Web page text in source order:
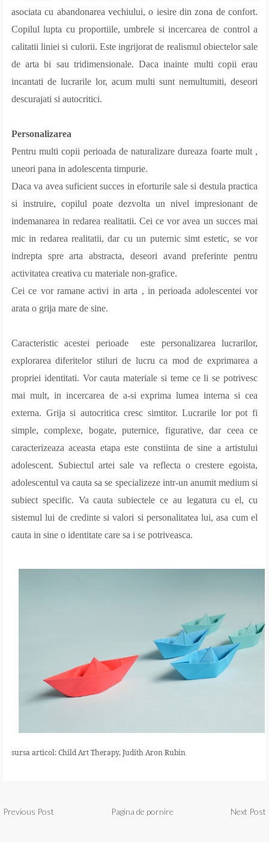
asociata cu abandonarea vechiului, o iesire din zona de confort.
Copilul lupta cu proportiile, umbrele si incercarea de control a
calitatii liniei si culorii. Este ingrijorat de realismul obiectelor sale
de arta bi sau tridimensionale. Daca inainte multi copii erau
incantati de lucrarile lor, acum multi sunt nemultumiti, deseori
descurajati si autocritici.
Personalizarea
Pentru multi copii perioada de naturalizare dureaza foarte mult ,
uneori pana in adolescenta timpurie.
Daca va avea suficient succes in eforturile sale si destula practica
si instruire, copilul poate dezvolta un nivel impresionant de
indemanarea in redarea realitatii. Cei ce vor avea un succes mai
mic in redarea realitatii, dar cu un puternic simt estetic, se vor
indrepta spre arta abstracta, deseori avand preferinte pentru
activitatea creativa cu materiale non-grafice.
Cei ce vor ramane activi in arta , in perioada adolescentei vor
arata o grija mare de sine.
Caracteristic acestei perioade este personalizarea lucrarilor,
explorarea diferitelor stiluri de lucru ca mod de exprimarea a
propriei identitati. Vor cauta materiale si teme ce li se potrivesc
mai mult, in incercarea de a-si exprima lumea interna si cea
externa. Grija si autocritica cresc simtitor. Lucrarile lor pot fi
simple, complexe, bogate, puternice, figurative, dar ceea ce
caracterizeaza aceasta etapa este constiinta de sine a artistului
adolescent. Subiectul artei sale va reflecta o crestere egoista,
adolescentul va cauta sa se specializeze intr-un anumit medium si
subiect specific. Va cauta subiectele ce au legatura cu el, cu
sistemul lui de credinte si valori si personalitatea lui, asa cum el
cauta in sine o identitate care sa i se potriveasca.
sursa articol: Child Art Therapy, Judith Aron Rubin
Previous Post Pagina de pornire Next Post